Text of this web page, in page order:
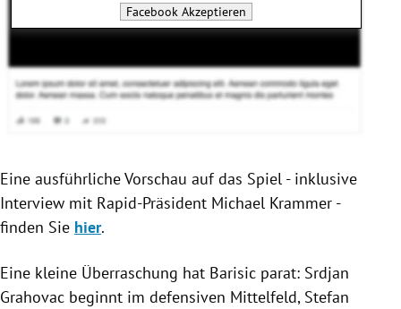
Facebook Akzeptieren
Eine ausführliche Vorschau auf das Spiel - inklusive
Interview mit Rapid-Präsident Michael Krammer -
finden Sie hier.
Eine kleine Überraschung hat Barisic parat: Srdjan
Grahovac beginnt im defensiven Mittelfeld, Stefan